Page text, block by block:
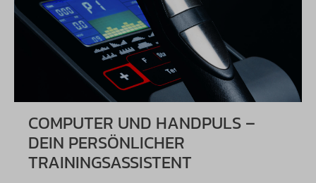
COMPUTER UND HANDPULS –
DEIN PERSÖNLICHER
TRAININGSASSISTENT